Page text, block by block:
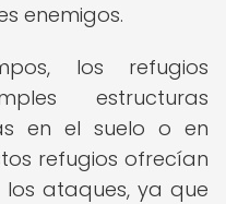
enemigos.
los refugios
estructuras
en el suelo o en
refugios ofrecían
ataques, ya que